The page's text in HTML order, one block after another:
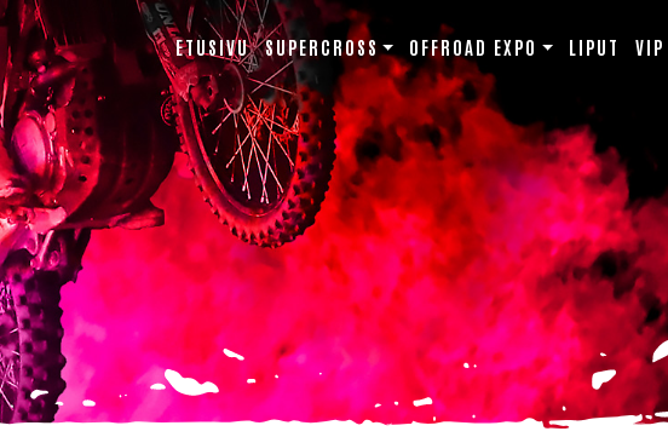
ETUSIVU SUPERCROSS OFFROAD EXPO LIPUT VIP